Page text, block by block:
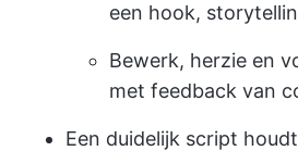
een hook,
Bewerk, herzie en
met feedback van
Een duidelijk script